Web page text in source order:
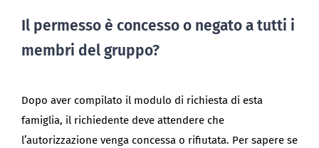
Il permesso è concesso o negato a tutti i
membri del gruppo?
Dopo aver compilato il modulo di richiesta di esta
famiglia, il richiedente deve attendere che
l’autorizzazione venga concessa o rifiutata. Per sapere se